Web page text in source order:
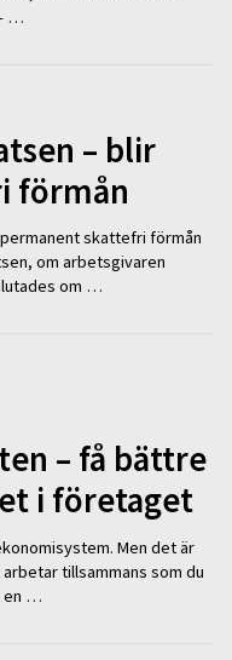
…
– blir
förmån
skattefri förmån
om arbetsgivaren
om …
– få bättre
i företaget
Men det är
tillsammans som du
en …